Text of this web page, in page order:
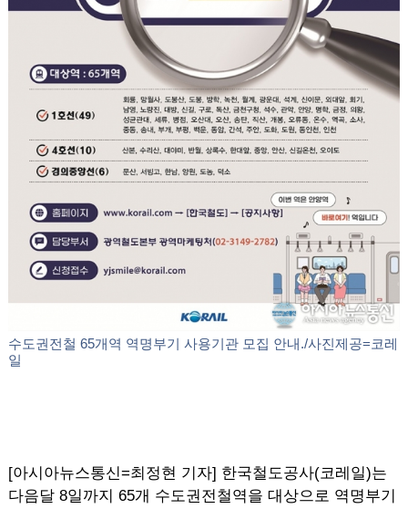
수도권전철 65개역 역명부기 사용기관 모집 안내./사진제공=코레
일
[아시아뉴스통신=최정현 기자] 한국철도공사(코레일)는
다음달 8일까지 65개 수도권전철역을 대상으로 역명부기